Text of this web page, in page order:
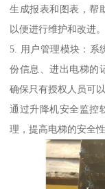
生成报表和图表，帮
以便进行维护和改进。
5. 用户管理模块：系
份信息、进出电梯的
确保只有授权人员可以
通过升降机安全监控
理，提高电梯的安全